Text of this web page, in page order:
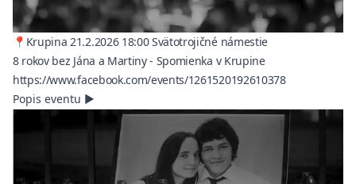
📍Krupina 21.2.2026 18:00 Svätotrojičné námestie
8 rokov bez Jána a Martiny - Spomienka v Krupine
https://www.facebook.com/events/1261520192610378(opens in a
Popis eventu ▶